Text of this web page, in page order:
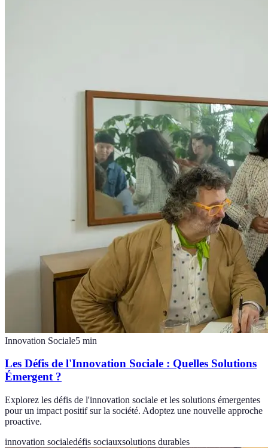
Innovation Sociale5 min
Les Défis de l'Innovation Sociale : Quelles Solutions
Émergent ?
Explorez les défis de l'innovation sociale et les solutions émergentes
pour un impact positif sur la société. Adoptez une nouvelle approche
proactive.
innovation socialedéfis sociauxsolutions durables